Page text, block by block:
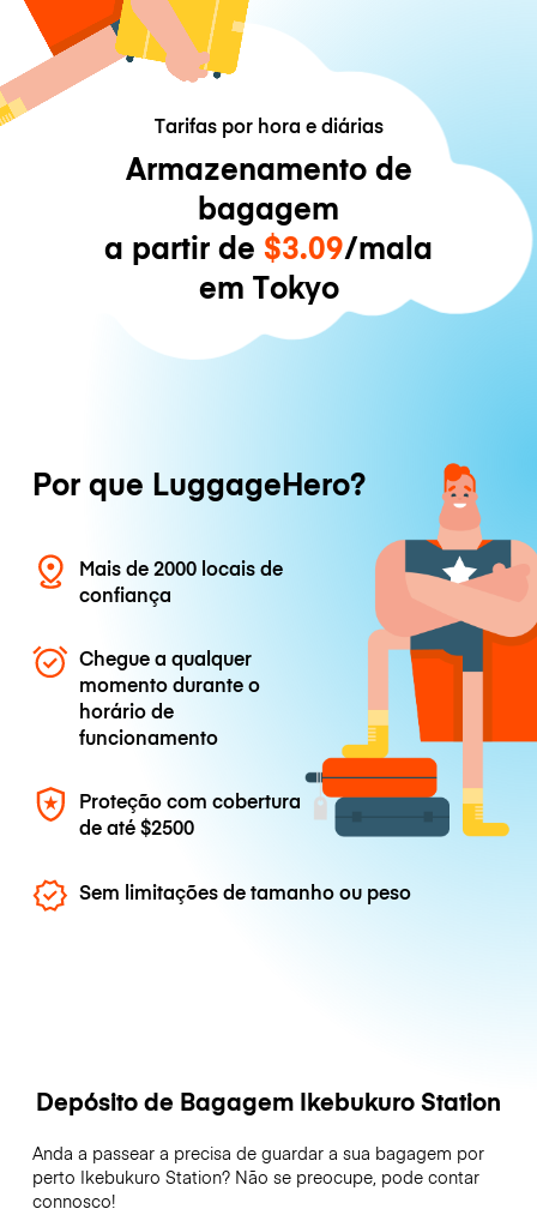
Tarifas por hora e diárias
Armazenamento de
bagagem
a partir de $3.09/mala
em Tokyo
Por que LuggageHero?
Mais de 2000 locais de
confiança
Chegue a qualquer
momento durante o
horário de
funcionamento
Proteção com cobertura
de até$2500
Sem limitações de tamanho ou peso
Depósito de Bagagem Ikebukuro Station
Anda a passear a precisa de guardar a sua bagagem por
perto Ikebukuro Station? Não se preocupe, pode contar
connosco!